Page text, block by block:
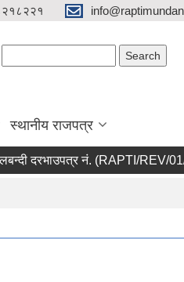
स्थानीय राजपत्र
दरभाउपत्र नं. (RAPTI/REV/01/